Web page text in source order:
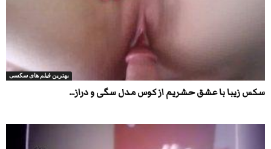
بهترین فیلم های سکسی
سکس زیبا با عشق حشریم از کوس مدل سگی و دراز...